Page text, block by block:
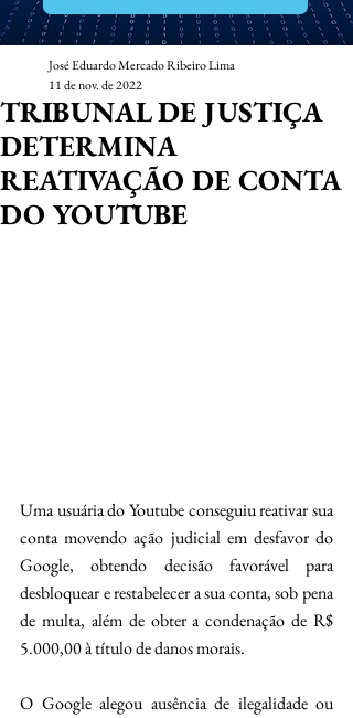
TRIBUNAL DE JUSTIÇA
DETERMINA
REATIVAÇÃO DE CONTA
DO YOUTUBE
José Eduardo Mercado Ribeiro Lima
11 de nov. de 2022
Uma usuária do Youtube conseguiu reativar sua
conta movendo ação judicial em desfavor do
Google, obtendo decisão favorável para
desbloquear e restabelecer a sua conta, sob pena
de multa, além de obter a condenação de R$
5.000,00 à título de danos morais.
O Google alegou ausência de ilegalidade ou